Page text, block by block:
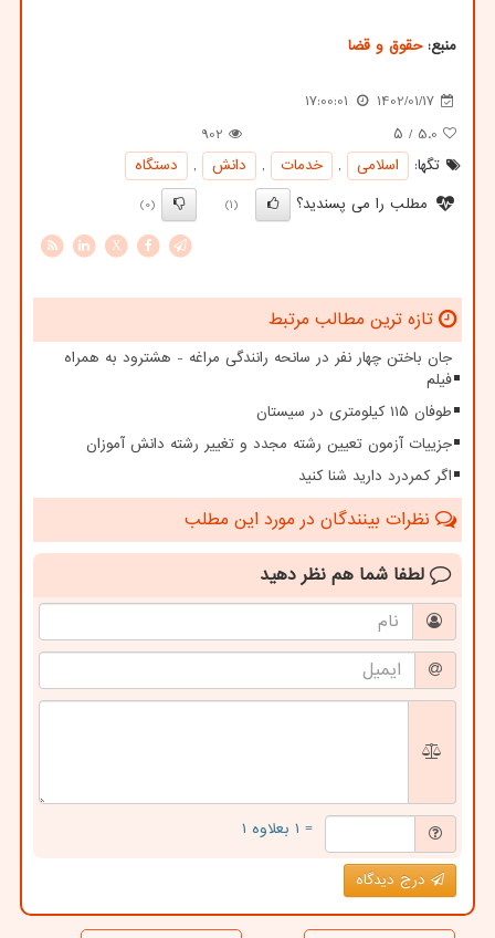
منبع:حقوق و قضا
1402/01/17
17:00:01
5.0 / ۵
902
تگها:
اسلامی , خدمات , دانش ,
دستگاه
مطلب را می پسندید؟
(1)
(0)
X
تازه ترین مطالب مرتبط
جان باختن چهار نفر در سانحه رانندگی مراغه - هشترود به همراه
فیلم
طوفان ۱۱۵ کیلومتری در سیستان
جزییات آزمون تعیین رشته مجدد و تغییر رشته دانش آموزان
اگر کمردرد دارید شنا کنید
نظرات بینندگان در مورد این مطلب
لطفا شما هم نظر دهید
= ۱ بعلاوه ۱
درج دیدگاه